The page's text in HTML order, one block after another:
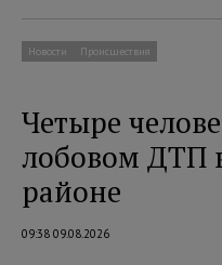
Новости Происшествия
Четыре
лобовом ДТП
районе
09:38 09.08.2026